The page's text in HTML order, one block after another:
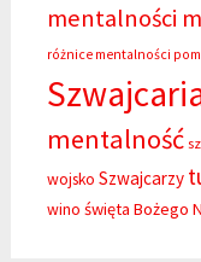
mentalności
różnice mentalności
mentalność
wojsko Szwajcarzy
wino święta Bożego